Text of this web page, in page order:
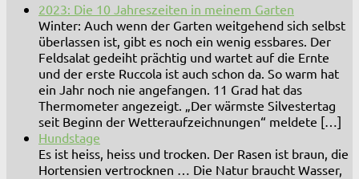
2023: Die 10 Jahreszeiten in meinem Garten
Winter: Auch wenn der Garten weitgehend sich selbst
überlassen ist, gibt es noch ein wenig essbares. Der
Feldsalat gedeiht prächtig und wartet auf die Ernte
und der erste Ruccola ist auch schon da. So warm hat
ein Jahr noch nie angefangen. 11 Grad hat das
Thermometer angezeigt. „Der wärmste Silvestertag
seit Beginn der Wetteraufzeichnungen“ meldete […]
Hundstage
Es ist heiss, heiss und trocken. Der Rasen ist braun, die
Hortensien vertrocknen … Die Natur braucht Wasser,